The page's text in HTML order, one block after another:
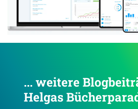
... weitere
Helgas